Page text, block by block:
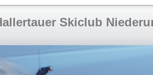
Skiclub